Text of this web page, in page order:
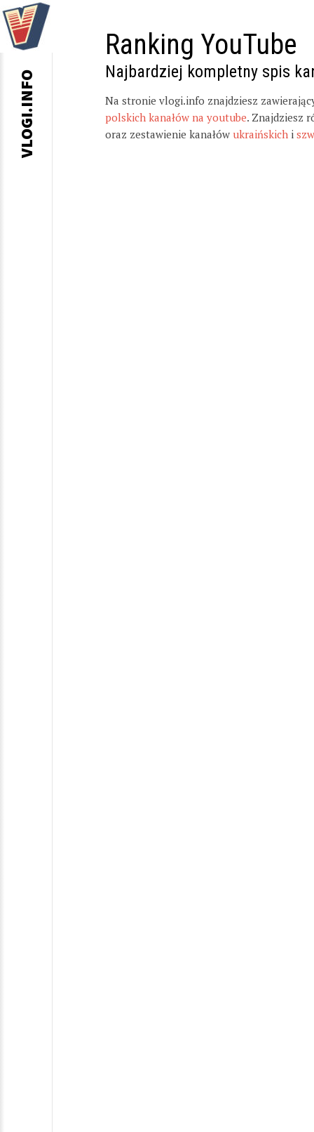
Ranking YouTube
Najbardziej kompletny spis
Na stronie vlogi.info znajdziesz
polskich kanałów na youtube. Znajdziesz
oraz zestawienie kanałów ukraińskich i
VLOGI.INFO